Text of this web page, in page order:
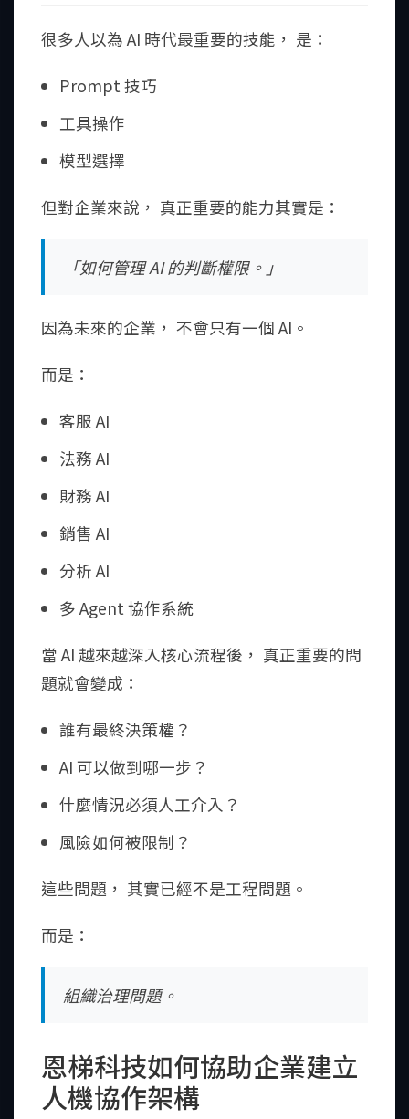
很多人以為 AI 時代最重要的技能， 是：
Prompt 技巧
工具操作
模型選擇
但對企業來說， 真正重要的能力其實是：
「如何管理 AI 的判斷權限。」
因為未來的企業， 不會只有一個 AI。
而是：
客服 AI
法務 AI
財務 AI
銷售 AI
分析 AI
多 Agent 協作系統
當 AI 越來越深入核心流程後， 真正重要的問
題就會變成：
誰有最終決策權？
AI 可以做到哪一步？
什麼情況必須人工介入？
風險如何被限制？
這些問題， 其實已經不是工程問題。
而是：
組織治理問題。
恩梯科技如何協助企業建立
人機協作架構